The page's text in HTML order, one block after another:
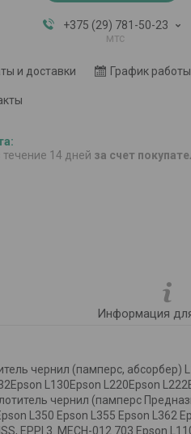
+375 (29) 781-50-23
мтс
и доставки График работы
течение 14 дней за счет
Информация
чернил (памперс, абсорбер)
L130Epson L220Epson
чернил (памперс
L350 Epson L355 Epson L362
EPPI 3. MECH-012 703 Epson